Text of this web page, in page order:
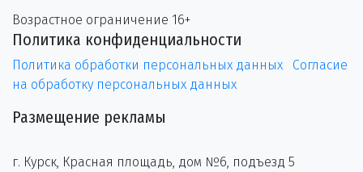
Возрастное ограничение 16+
Политика конфиденциальности
Политика обработки персональных данных
Согласие
на обработку персональных данных
Размещение рекламы
г. Курск, Красная площадь, дом №6, подъезд 5